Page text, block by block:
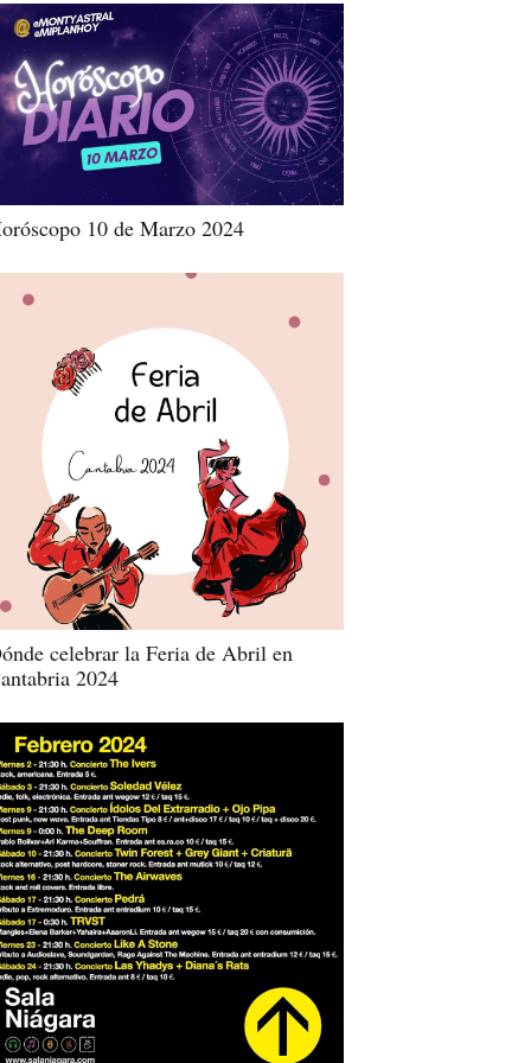
10 de Marzo 2024
celebrar la Feria de Abril en
2024